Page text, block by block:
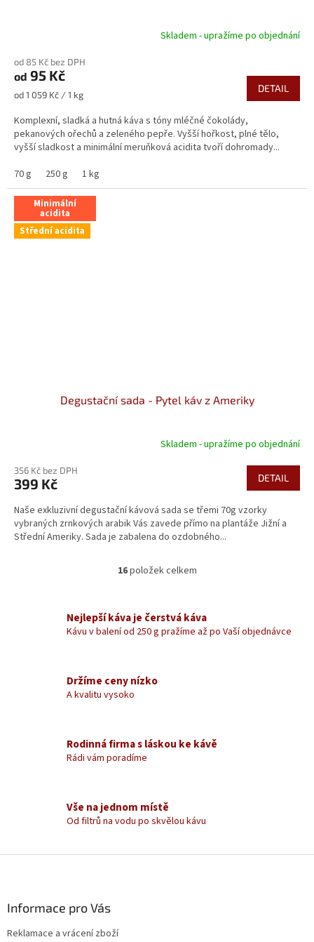
Skladem - upražíme po objednání
od 85 Kč bez DPH
od 95 Kč
Měrná
od 1 059 Kč / 1 kg
DETAIL
Komplexní, sladká a hutná káva s tóny mléčné čokolády,
pekanových ořechů a zeleného pepře. Vyšší hořkost, plné tělo,
vyšší sladkost a minimální meruňková acidita tvoří dohromady...
70 g
250 g 1 kg
Minimální
acidita
Střední acidita
Degustační sada - Pytel káv z Ameriky
Skladem - upražíme po objednání
356 Kč bez DPH
399 Kč DETAIL
Naše exkluzivní degustační kávová sada se třemi 70g vzorky
vybraných zrnkových arabik Vás zavede přímo na plantáže Jižní a
Střední Ameriky. Sada je zabalena do ozdobného...
O
á
d
p
y
v
s
u
16položek celkem
Nejlepší káva je čerstvá káva
Kávu v balení od 250 g pražíme až po Vaší objednávce
Držíme ceny nízko
A kvalitu vysoko
Rodinná firma s láskou ke kávě
Rádi vám poradíme
Vše na jednom místě
Od filtrů na vodu po skvělou kávu
Informace pro Vás
Reklamace a vrácení zboží